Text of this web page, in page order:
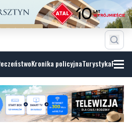
Kronika policyjnaTurystyka